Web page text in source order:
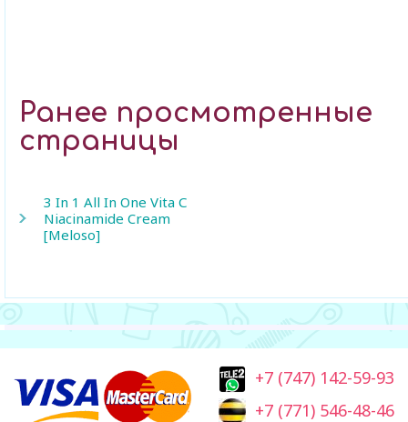
Ранее просмотренные
страницы
3 In 1 All In One Vita С
Niacinamide Cream
[Meloso]
+7 (747) 142-59-93
+7 (771) 546-48-46